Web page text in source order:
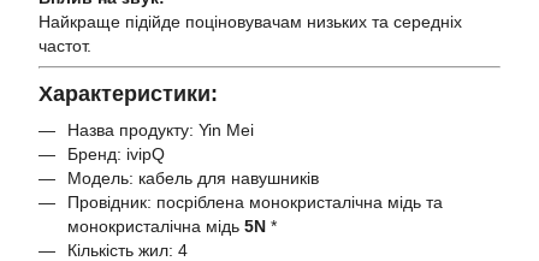
Найкраще підійде поціновувачам низьких та середніх
частот.
Характеристики:
Назва продукту: Yin Mei
Бренд: ivipQ
Модель: кабель для навушників
Провідник: посріблена монокристалічна мідь та
монокристалічна мідь 5N *
Кількість жил: 4